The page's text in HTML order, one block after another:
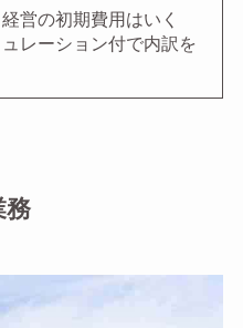
営の初期費用はいく
レーション付で内訳を
務